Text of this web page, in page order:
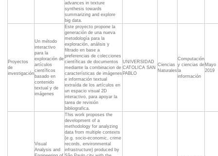
advances in texture
synthesis towards
summarizing and explore
big data.
Proyectos
de
investigación
Un método
interactivo
para la
exploración de
artículos
científicos
basado en
contenido
textual y de
imágenes
Este proyecto propone la
generación de una nueva
metodología para la
exploración, análisis y
filtrado en base a
preferencias de colecciones
científicas de documentos
mediante la combinacion de
características de imágenes
e información textual
extraída de los artículos en
un espacio visual 2D
interactivo, para apoyar la
tarea de revisión
bibliografica.
UNIVERSIDAD
CATOLICA SAN
PABLO
Ciencias
Naturales
Computación
y ciencias de
la
información
Mayo
2019
Visual
Analysis and
This work proposes the
development of a
methodology for analyzing
data from multiple contexts
(e.g. socio-economic, crime
records, environmental
infrastructure) produced by